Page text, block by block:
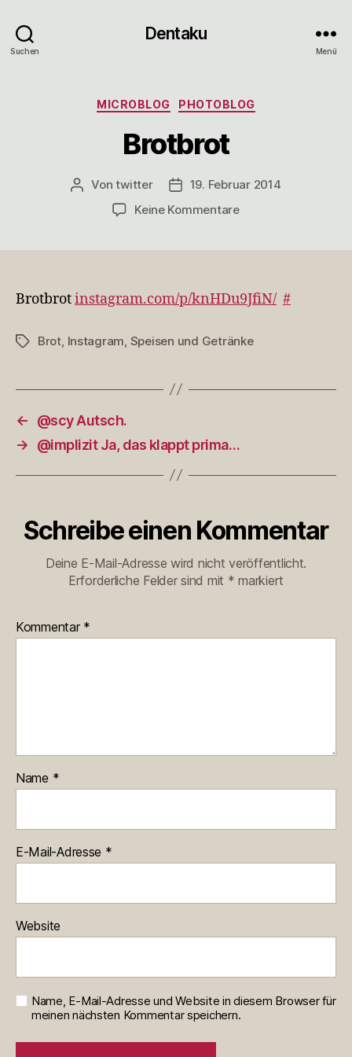
Suchen
Dentaku
Menü
Kategorien
MICROBLOG PHOTOBLOG
Brotbrot
Beitragsautor
Vontwitter Veröffentlichungsdatum
19. Februar 2014
Keine Kommentarezu
Brotbrotinstagram.com/p/knHDu9JfiN/ #
Schlagwörter
Brot Instagram Speisen und Getränke
←
@scy Autsch.
→
@implizit Ja, das klappt prima…
Schreibe einen Kommentar
Deine E-Mail-Adresse wird nicht veröffentlicht.
Erforderliche Felder sind mit * markiert
Kommentar *
Name *
E-Mail-Adresse *
Website
Name, E-Mail-Adresse und Website in diesem Browser für
meinen nächsten Kommentar speichern.